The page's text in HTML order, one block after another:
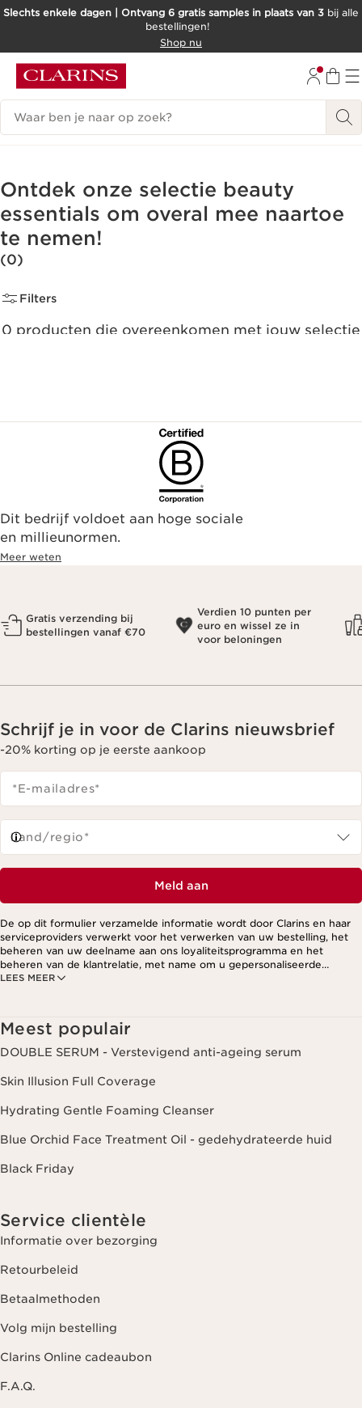
DOORGAAN NAAR INHOUD
Slechts enkele dagen | Ontvang 6 gratis samples in plaats van 3 bij alle
bestellingen!
Shop nu
Zoekgeschiedenis
Ontdek onze selectie beauty
essentials om overal mee naartoe
te nemen!
(0)
Filters
0 producten die overeenkomen met jouw selectie
Dit bedrijf voldoet aan hoge sociale
en millieunormen.
Meer weten
Gratis verzending bij
bestellingen vanaf €70
Verdien 10 punten per
euro en wissel ze in
voor beloningen
Schrijf je in voor de Clarins nieuwsbrief
-20% korting op je eerste aankoop
*E-mailadres*
Land/regio*
Meld aan
LEES MEER
De op dit formulier verzamelde informatie wordt door Clarins en haar
serviceproviders verwerkt voor het verwerken van uw bestelling, het
beheren van uw deelname aan ons loyaliteitsprogramma en het
beheren van de klantrelatie, met name om u gepersonaliseerde
aanbiedingen te kunnen sturen op basis van uw eerdere aankopen en
Meest populair
DOUBLE SERUM - Verstevigend anti-ageing serum
Skin Illusion Full Coverage
Hydrating Gentle Foaming Cleanser
Blue Orchid Face Treatment Oil - gedehydrateerde huid
Black Friday
Service clientèle
Informatie over bezorging
Retourbeleid
Betaalmethoden
Volg mijn bestelling
Clarins Online cadeaubon
F.A.Q.